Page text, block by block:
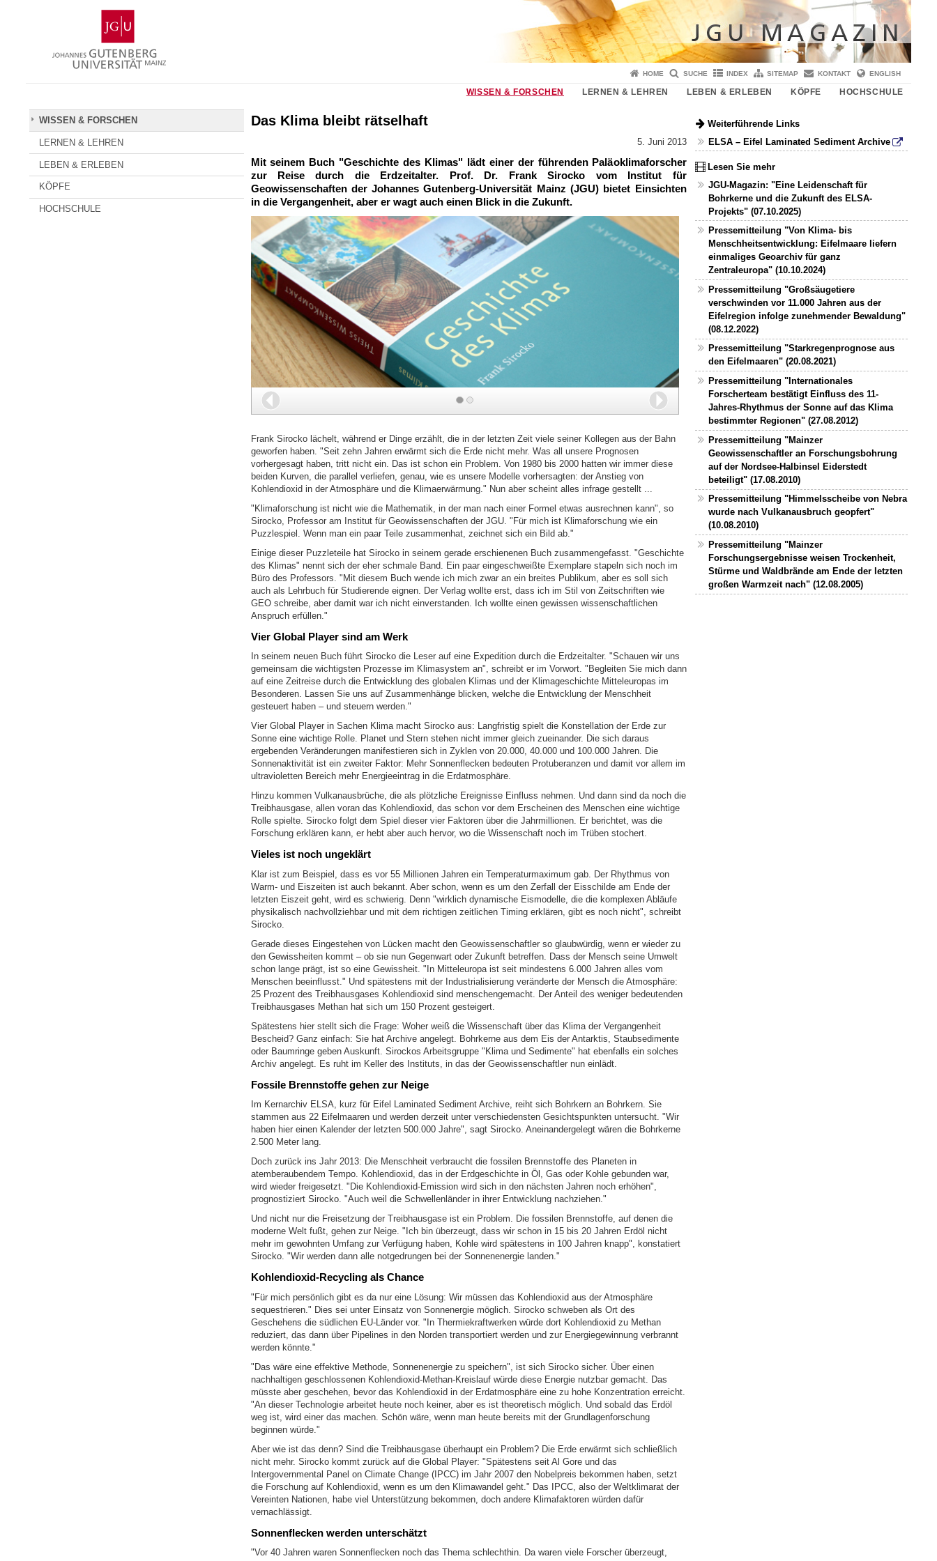
Gutenberg-
Universität
Mainz
HOME SUCHE INDEX SITEMAP KONTAKT ENGLISH
WISSEN & FORSCHEN LERNEN & LEHREN LEBEN & ERLEBEN KÖPFE HOCHSCHULE
WISSEN & FORSCHEN
LERNEN & LEHREN
LEBEN & ERLEBEN
KÖPFE
HOCHSCHULE
Das Klima bleibt rätselhaft
5. Juni 2013
Mit seinem Buch "Geschichte des Klimas" lädt einer der führenden Paläoklimaforscher
zur Reise durch die Erdzeitalter. Prof. Dr. Frank Sirocko vom Institut für
Geowissenschaften der Johannes Gutenberg-Universität Mainz (JGU) bietet Einsichten
in die Vergangenheit, aber er wagt auch einen Blick in die Zukunft.
Zurück Weiter
Frank Sirocko lächelt, während er Dinge erzählt, die in der letzten Zeit viele seiner Kollegen aus der Bahn
geworfen haben. "Seit zehn Jahren erwärmt sich die Erde nicht mehr. Was all unsere Prognosen
vorhergesagt haben, tritt nicht ein. Das ist schon ein Problem. Von 1980 bis 2000 hatten wir immer diese
beiden Kurven, die parallel verliefen, genau, wie es unsere Modelle vorhersagten: der Anstieg von
Kohlendioxid in der Atmosphäre und die Klimaerwärmung." Nun aber scheint alles infrage gestellt ...
"Klimaforschung ist nicht wie die Mathematik, in der man nach einer Formel etwas ausrechnen kann", so
Sirocko, Professor am Institut für Geowissenschaften der JGU. "Für mich ist Klimaforschung wie ein
Puzzlespiel. Wenn man ein paar Teile zusammenhat, zeichnet sich ein Bild ab."
Einige dieser Puzzleteile hat Sirocko in seinem gerade erschienenen Buch zusammengefasst. "Geschichte
des Klimas" nennt sich der eher schmale Band. Ein paar eingeschweißte Exemplare stapeln sich noch im
Büro des Professors. "Mit diesem Buch wende ich mich zwar an ein breites Publikum, aber es soll sich
auch als Lehrbuch für Studierende eignen. Der Verlag wollte erst, dass ich im Stil von Zeitschriften wie
GEO schreibe, aber damit war ich nicht einverstanden. Ich wollte einen gewissen wissenschaftlichen
Anspruch erfüllen."
Vier Global Player sind am Werk
In seinem neuen Buch führt Sirocko die Leser auf eine Expedition durch die Erdzeitalter. "Schauen wir uns
gemeinsam die wichtigsten Prozesse im Klimasystem an", schreibt er im Vorwort. "Begleiten Sie mich dann
auf eine Zeitreise durch die Entwicklung des globalen Klimas und der Klimageschichte Mitteleuropas im
Besonderen. Lassen Sie uns auf Zusammenhänge blicken, welche die Entwicklung der Menschheit
gesteuert haben – und steuern werden."
Vier Global Player in Sachen Klima macht Sirocko aus: Langfristig spielt die Konstellation der Erde zur
Sonne eine wichtige Rolle. Planet und Stern stehen nicht immer gleich zueinander. Die sich daraus
ergebenden Veränderungen manifestieren sich in Zyklen von 20.000, 40.000 und 100.000 Jahren. Die
Sonnenaktivität ist ein zweiter Faktor: Mehr Sonnenflecken bedeuten Protuberanzen und damit vor allem im
ultravioletten Bereich mehr Energieeintrag in die Erdatmosphäre.
Hinzu kommen Vulkanausbrüche, die als plötzliche Ereignisse Einfluss nehmen. Und dann sind da noch die
Treibhausgase, allen voran das Kohlendioxid, das schon vor dem Erscheinen des Menschen eine wichtige
Rolle spielte. Sirocko folgt dem Spiel dieser vier Faktoren über die Jahrmillionen. Er berichtet, was die
Forschung erklären kann, er hebt aber auch hervor, wo die Wissenschaft noch im Trüben stochert.
Vieles ist noch ungeklärt
Klar ist zum Beispiel, dass es vor 55 Millionen Jahren ein Temperaturmaximum gab. Der Rhythmus von
Warm- und Eiszeiten ist auch bekannt. Aber schon, wenn es um den Zerfall der Eisschilde am Ende der
letzten Eiszeit geht, wird es schwierig. Denn "wirklich dynamische Eismodelle, die die komplexen Abläufe
physikalisch nachvollziehbar und mit dem richtigen zeitlichen Timing erklären, gibt es noch nicht", schreibt
Sirocko.
Gerade dieses Eingestehen von Lücken macht den Geowissenschaftler so glaubwürdig, wenn er wieder zu
den Gewissheiten kommt – ob sie nun Gegenwart oder Zukunft betreffen. Dass der Mensch seine Umwelt
schon lange prägt, ist so eine Gewissheit. "In Mitteleuropa ist seit mindestens 6.000 Jahren alles vom
Menschen beeinflusst." Und spätestens mit der Industrialisierung veränderte der Mensch die Atmosphäre:
25 Prozent des Treibhausgases Kohlendioxid sind menschengemacht. Der Anteil des weniger bedeutenden
Treibhausgases Methan hat sich um 150 Prozent gesteigert.
Spätestens hier stellt sich die Frage: Woher weiß die Wissenschaft über das Klima der Vergangenheit
Bescheid? Ganz einfach: Sie hat Archive angelegt. Bohrkerne aus dem Eis der Antarktis, Staubsedimente
oder Baumringe geben Auskunft. Sirockos Arbeitsgruppe "Klima und Sedimente" hat ebenfalls ein solches
Archiv angelegt. Es ruht im Keller des Instituts, in das der Geowissenschaftler nun einlädt.
Fossile Brennstoffe gehen zur Neige
Im Kernarchiv ELSA, kurz für Eifel Laminated Sediment Archive, reiht sich Bohrkern an Bohrkern. Sie
stammen aus 22 Eifelmaaren und werden derzeit unter verschiedensten Gesichtspunkten untersucht. "Wir
haben hier einen Kalender der letzten 500.000 Jahre", sagt Sirocko. Aneinandergelegt wären die Bohrkerne
2.500 Meter lang.
Doch zurück ins Jahr 2013: Die Menschheit verbraucht die fossilen Brennstoffe des Planeten in
atemberaubendem Tempo. Kohlendioxid, das in der Erdgeschichte in Öl, Gas oder Kohle gebunden war,
wird wieder freigesetzt. "Die Kohlendioxid-Emission wird sich in den nächsten Jahren noch erhöhen",
prognostiziert Sirocko. "Auch weil die Schwellenländer in ihrer Entwicklung nachziehen."
Und nicht nur die Freisetzung der Treibhausgase ist ein Problem. Die fossilen Brennstoffe, auf denen die
moderne Welt fußt, gehen zur Neige. "Ich bin überzeugt, dass wir schon in 15 bis 20 Jahren Erdöl nicht
mehr im gewohnten Umfang zur Verfügung haben, Kohle wird spätestens in 100 Jahren knapp", konstatiert
Sirocko. "Wir werden dann alle notgedrungen bei der Sonnenenergie landen."
Kohlendioxid-Recycling als Chance
"Für mich persönlich gibt es da nur eine Lösung: Wir müssen das Kohlendioxid aus der Atmosphäre
sequestrieren." Dies sei unter Einsatz von Sonnenergie möglich. Sirocko schweben als Ort des
Geschehens die südlichen EU-Länder vor. "In Thermiekraftwerken würde dort Kohlendioxid zu Methan
reduziert, das dann über Pipelines in den Norden transportiert werden und zur Energiegewinnung verbrannt
werden könnte."
"Das wäre eine effektive Methode, Sonnenenergie zu speichern", ist sich Sirocko sicher. Über einen
nachhaltigen geschlossenen Kohlendioxid-Methan-Kreislauf würde diese Energie nutzbar gemacht. Das
müsste aber geschehen, bevor das Kohlendioxid in der Erdatmosphäre eine zu hohe Konzentration erreicht.
"An dieser Technologie arbeitet heute noch keiner, aber es ist theoretisch möglich. Und sobald das Erdöl
weg ist, wird einer das machen. Schön wäre, wenn man heute bereits mit der Grundlagenforschung
beginnen würde."
Aber wie ist das denn? Sind die Treibhausgase überhaupt ein Problem? Die Erde erwärmt sich schließlich
nicht mehr. Sirocko kommt zurück auf die Global Player: "Spätestens seit Al Gore und das
Intergovernmental Panel on Climate Change (IPCC) im Jahr 2007 den Nobelpreis bekommen haben, setzt
die Forschung auf Kohlendioxid, wenn es um den Klimawandel geht." Das IPCC, also der Weltklimarat der
Vereinten Nationen, habe viel Unterstützung bekommen, doch andere Klimafaktoren würden dafür
vernachlässigt.
Sonnenflecken werden unterschätzt
"Vor 40 Jahren waren Sonnenflecken noch das Thema schlechthin. Da waren viele Forscher überzeugt,
Weiterführende Links
ELSA – Eifel Laminated Sediment Archive
Lesen Sie mehr
JGU-Magazin: "Eine Leidenschaft für
Bohrkerne und die Zukunft des ELSA-
Projekts" (07.10.2025)
Pressemitteilung "Von Klima- bis
Menschheitsentwicklung: Eifelmaare liefern
einmaliges Geoarchiv für ganz
Zentraleuropa" (10.10.2024)
Pressemitteilung "Großsäugetiere
verschwinden vor 11.000 Jahren aus der
Eifelregion infolge zunehmender Bewaldung"
(08.12.2022)
Pressemitteilung "Starkregenprognose aus
den Eifelmaaren" (20.08.2021)
Pressemitteilung "Internationales
Forscherteam bestätigt Einfluss des 11-
Jahres-Rhythmus der Sonne auf das Klima
bestimmter Regionen" (27.08.2012)
Pressemitteilung "Mainzer
Geowissenschaftler an Forschungsbohrung
auf der Nordsee-Halbinsel Eiderstedt
beteiligt" (17.08.2010)
Pressemitteilung "Himmelsscheibe von Nebra
wurde nach Vulkanausbruch geopfert"
(10.08.2010)
Pressemitteilung "Mainzer
Forschungsergebnisse weisen Trockenheit,
Stürme und Waldbrände am Ende der letzten
großen Warmzeit nach" (12.08.2005)